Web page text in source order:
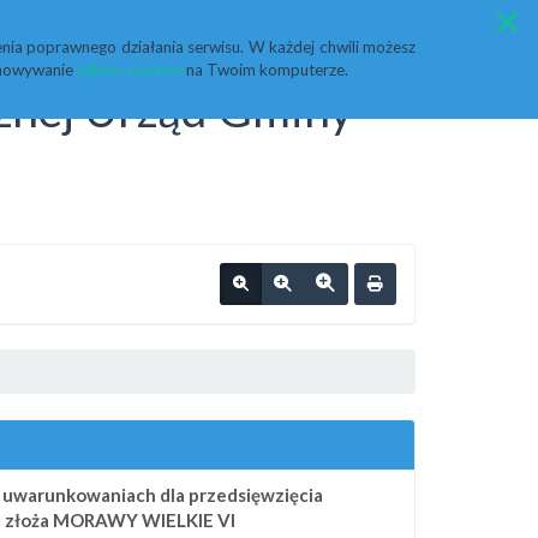
poprawnego działania serwisu. W każdej chwili możesz
plików cookiesna Twoim komputerze.
Urząd Gminy
dla przedsięwzięcia
MORAWY WIELKIE VI